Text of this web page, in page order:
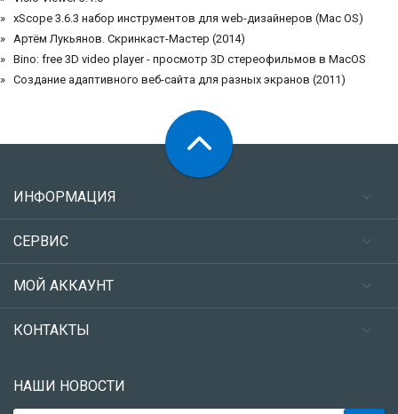
xScope 3.6.3 набор инструментов для web-дизайнеров (Mac OS)
Артём Лукьянов. Скринкаст-Мастер (2014)
Bino: free 3D video player - просмотр 3D стереофильмов в MacOS
Создание адаптивного веб-сайта для разных экранов (2011)
ИНФОРМАЦИЯ
СЕРВИС
МОЙ АККАУНТ
КОНТАКТЫ
НАШИ НОВОСТИ